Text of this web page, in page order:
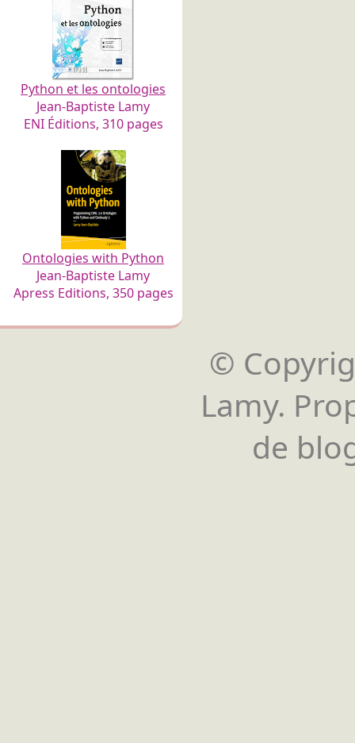
Python et les ontologies
Jean-Baptiste Lamy
ENI Éditions, 310 pages
Ontologies with Python
Jean-Baptiste Lamy
Apress Editions, 350 pages
©
Lamy.
de